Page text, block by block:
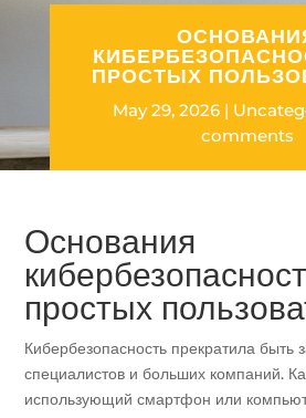
ПРОСТЫХ
May 29, 2026
comments
Основания
простых
Кибербезопасность прекратила быть
специалистов и больших компаний.
использующий смартфон или